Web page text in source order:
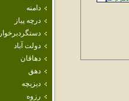
دامنه
درچه پياز
دستگردبرخوار
دولت آباد
دهاقان
دهق
ديزيچه
رزوه